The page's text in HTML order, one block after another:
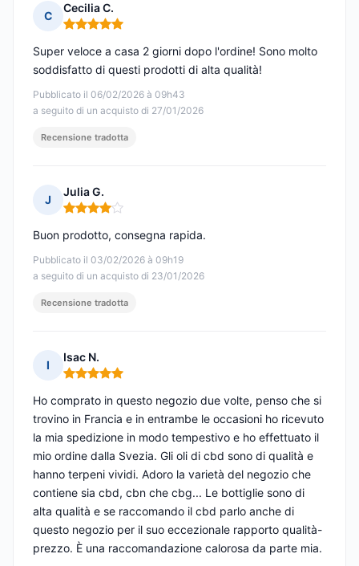
C
Cecilia C.
Nota: 5 su 5
Pubblicato il 06/02/2026 à 09h43
a seguito di un acquisto di 27/01/2026
Super veloce a casa 2 giorni dopo l'ordine! Sono molto
soddisfatto di questi prodotti di alta qualità!
Recensione tradotta
J
Julia G.
Nota: 4 su 5
Pubblicato il 03/02/2026 à 09h19
a seguito di un acquisto di 23/01/2026
Buon prodotto, consegna rapida.
Recensione tradotta
I
Isac N.
Nota: 5 su 5
Ho comprato in questo negozio due volte, penso che si
trovino in Francia e in entrambe le occasioni ho ricevuto
la mia spedizione in modo tempestivo e ho effettuato il
mio ordine dalla Svezia. Gli oli di cbd sono di qualità e
hanno terpeni vividi. Adoro la varietà del negozio che
contiene sia cbd, cbn che cbg... Le bottiglie sono di
alta qualità e se raccomando il cbd parlo anche di
questo negozio per il suo eccezionale rapporto qualità-
prezzo. È una raccomandazione calorosa da parte mia.